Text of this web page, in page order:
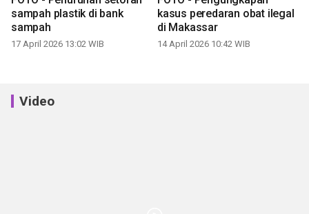
sampah plastik di bank
sampah
17 April 2026 13:02 WIB
kasus peredaran obat ilegal
di Makassar
14 April 2026 10:42 WIB
Video